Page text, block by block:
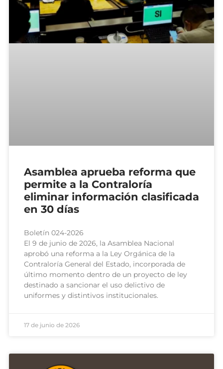
Asamblea aprueba reforma que
permite a la Contraloría
eliminar información clasificada
en 30 días
Boletín 024-2026
El 9 de junio de 2026, la Asamblea Nacional
aprobó una reforma a la Ley Orgánica de la
Contraloría General del Estado, incorporada de
último momento dentro de un proyecto de ley
destinado a sancionar el uso delictivo de
uniformes y distintivos institucionales.
17 de junio de 2026